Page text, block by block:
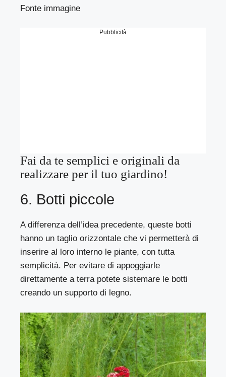
Fonte immagine
Pubblicità
Fai da te semplici e originali da
realizzare per il tuo giardino!
6. Botti piccole
A differenza dell’idea precedente, queste botti
hanno un taglio orizzontale che vi permetterà di
inserire al loro interno le piante, con tutta
semplicità. Per evitare di appoggiarle
direttamente a terra potete sistemare le botti
creando un supporto di legno.